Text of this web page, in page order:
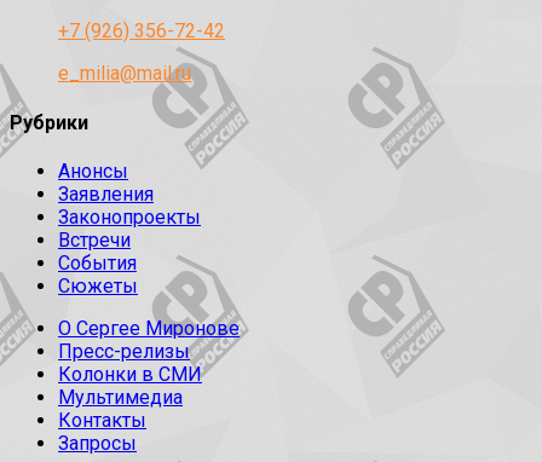
+7 (926) 356-72-42
e_milia@mail.ru
Рубрики
Анонсы
Заявления
Законопроекты
Встречи
События
Сюжеты
О Сергее Миронове
Пресс-релизы
Колонки в СМИ
Мультимедиа
Контакты
Запросы